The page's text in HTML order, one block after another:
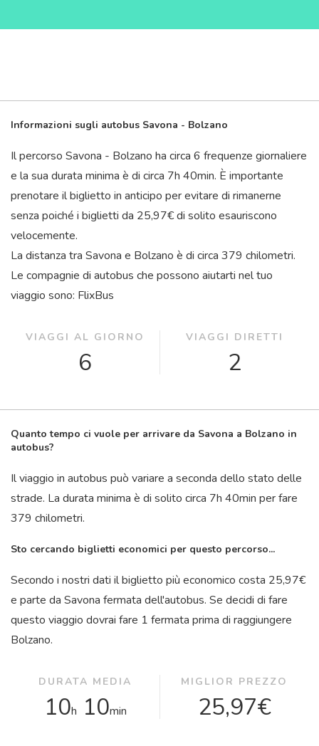
Informazioni sugli autobus Savona - Bolzano
Il percorso Savona - Bolzano ha circa 6 frequenze giornaliere
e la sua durata minima è di circa 7h 40min. È importante
prenotare il biglietto in anticipo per evitare di rimanerne
senza poiché i biglietti da 25,97€ di solito esauriscono
velocemente.
La distanza tra Savona e Bolzano è di circa 379 chilometri.
Le compagnie di autobus che possono aiutarti nel tuo
viaggio sono: FlixBus
VIAGGI AL GIORNO
6
VIAGGI DIRETTI
2
Quanto tempo ci vuole per arrivare da Savona a Bolzano in
autobus?
Il viaggio in autobus può variare a seconda dello stato delle
strade. La durata minima è di solito circa 7h 40min per fare
379 chilometri.
Sto cercando biglietti economici per questo percorso...
Secondo i nostri dati il ​​biglietto più economico costa 25,97€
e parte da Savona fermata dell'autobus. Se decidi di fare
questo viaggio dovrai fare 1 fermata prima di raggiungere
Bolzano.
DURATA MEDIA
10h 10min
MIGLIOR PREZZO
25,97€